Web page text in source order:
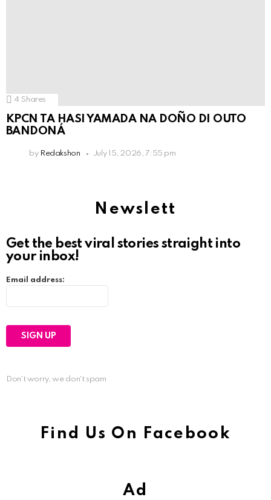
4 Shares
KPCN TA HASI YAMADA NA DOÑO DI OUTO
BANDONÁ
by Redakshon July 15, 2026, 7:55 pm
Newslett
Get the best viral stories straight into
your inbox!
Email address:
Don't worry, we don't spam
Find Us On Facebook
Ad